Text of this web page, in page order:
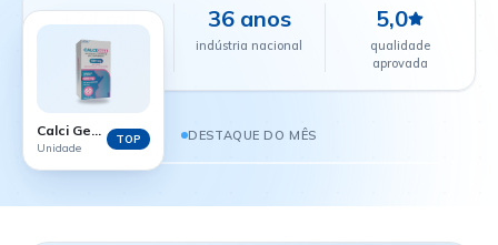
+24 mil
farmácias
parceiras
36 anos
indústria nacional
5,0
qualidade
aprovada
DESTAQUE DO MÊS
Calci Gest - 60 comprimidos
Unidade
TOP